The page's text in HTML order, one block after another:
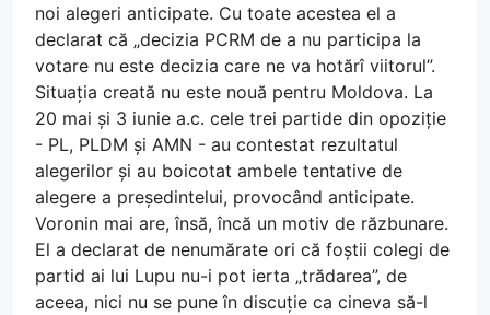
noi alegeri anticipate. Cu toate acestea el a
declarat că „decizia PCRM de a nu participa la
votare nu este decizia care ne va hotărî viitorul”.
Situația creată nu este nouă pentru Moldova. La
20 mai și 3 iunie a.c. cele trei partide din opoziție
- PL, PLDM și AMN - au contestat rezultatul
alegerilor și au boicotat ambele tentative de
alegere a președintelui, provocând anticipate.
Voronin mai are, însă, încă un motiv de răzbunare.
El a declarat de nenumărate ori că foștii colegi de
partid ai lui Lupu nu-i pot ierta „trădarea”, de
aceea, nici nu se pune în discuție ca cineva să-l